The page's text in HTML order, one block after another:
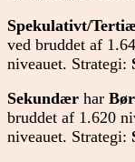
Spekulativt/
ved bruddet af
niveauet. Strategi:
Sekundær har
bruddet af 1.620
niveauet. Strategi: